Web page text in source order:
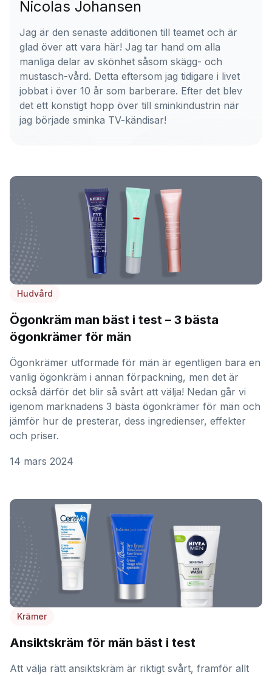
Nicolas Johansen
Jag är den senaste additionen till teamet och är
glad över att vara här! Jag tar hand om alla
manliga delar av skönhet såsom skägg- och
mustasch-vård. Detta eftersom jag tidigare i livet
jobbat i över 10 år som barberare. Efter det blev
det ett konstigt hopp över till sminkindustrin när
jag började sminka TV-kändisar!
Hudvård
Ögonkräm man bäst i test – 3 bästa
ögonkrämer för män
Ögonkrämer utformade för män är egentligen bara en
vanlig ögonkräm i annan förpackning, men det är
också därför det blir så svårt att välja! Nedan går vi
igenom marknadens 3 bästa ögonkrämer för män och
jämför hur de presterar, dess ingredienser, effekter
och priser.
14 mars 2024
Krämer
Ansiktskräm för män bäst i test
Att välja rätt ansiktskräm är riktigt svårt, framför allt